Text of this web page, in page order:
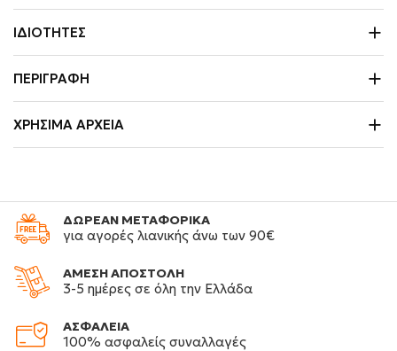
ΙΔΙΌΤΗΤΕΣ
ΠΕΡΙΓΡΑΦΉ
ΧΡΉΣΙΜΑ ΑΡΧΕΊΑ
ΔΩΡΕΑΝ ΜΕΤΑΦΟΡΙΚΑ
για αγορές λιανικής άνω των 90€
ΑΜΕΣΗ ΑΠΟΣΤΟΛΗ
3-5 ημέρες σε όλη την Ελλάδα
ΑΣΦΑΛΕΙΑ
100% ασφαλείς συναλλαγές